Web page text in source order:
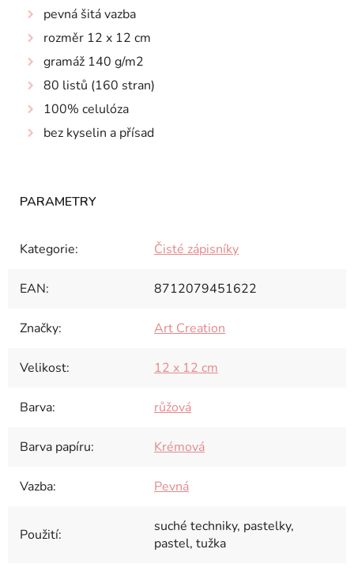
pevná šitá vazba
rozměr 12 x 12 cm
gramáž 140 g/m2
80 listů (160 stran)
100% celulóza
bez kyselin a přísad
Kategorie: Čisté zápisníky
EAN: 8712079451622
Značky: Art Creation
Velikost: 12 x 12 cm
Barva: růžová
Barva papíru: Krémová
Vazba: Pevná
Použití:
suché techniky, pastelky,
pastel, tužka